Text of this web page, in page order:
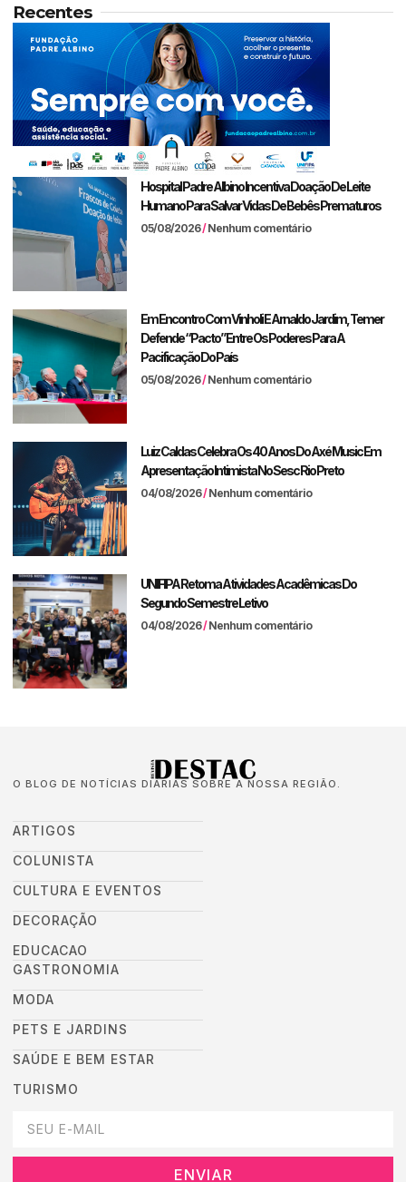
Recentes
Hospital Padre Albino Incentiva Doação De Leite
Humano Para Salvar Vidas De Bebês Prematuros
05/08/2026 Nenhum comentário
Em Encontro Com Vinholi E Arnaldo Jardim, Temer
Defende “pacto” Entre Os Poderes Para A
Pacificação Do País
05/08/2026 Nenhum comentário
Luiz Caldas Celebra Os 40 Anos Do Axé Music Em
Apresentação Intimista No Sesc Rio Preto
04/08/2026 Nenhum comentário
UNIFIPA Retoma Atividades Acadêmicas Do
Segundo Semestre Letivo
04/08/2026 Nenhum comentário
O BLOG DE NOTÍCIAS DIÁRIAS SOBRE A NOSSA REGIÃO.
ARTIGOS
COLUNISTA
CULTURA E EVENTOS
DECORAÇÃO
EDUCACAO
GASTRONOMIA
MODA
PETS E JARDINS
SAÚDE E BEM ESTAR
TURISMO
ENVIAR